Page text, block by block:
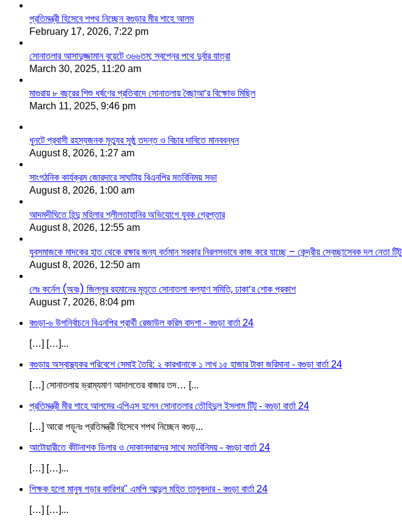
প্রতিমন্ত্রী হিসেবে শপথ নিচ্ছেন বগুড়ার মীর শাহে আলম
February 17, 2026, 7:22 pm
সোনাতলার আসাদুজ্জামান বুয়েটে ৩৬৬তম; স্বপ্নের পথে দুর্বার যাত্রা
March 30, 2025, 11:20 am
মাগুরায় ৮ বছরের শিশু ধর্ষণের প্রতিবাদে সোনাতলায় বৈছাআ’র বিক্ষোভ মিছিল
March 11, 2025, 9:46 pm
ধুনটে প্রবাসী রহস্যজনক মৃত্যুর সুষ্ঠু তদন্ত ও বিচার দাবিতে মানববন্ধন
August 8, 2026, 1:27 am
সাংগঠনিক কার্যক্রম জোরদারে সাঘাটায় বিএনপির মতবিনিময় সভা
August 8, 2026, 1:00 am
আদমদীঘিতে হিন্দু মহিলার শ্লীলতাহানির অভিযোগে যুবক গ্রেপ্তার
August 8, 2026, 12:55 am
যুবসমাজকে মাদকের হাত থেকে রক্ষার জন্য বর্তমান সরকার নিরলসভাবে কাজ করে যাচ্ছে – কেন্দ্রীয় স্বেচ্ছাসেবক দল নেতা টিটু
August 8, 2026, 12:50 am
লেঃ কর্নেল (অবঃ) জিল্লুর রহমানের মৃতূতে সোনাতলা কল্যাণ সমিতি, ঢাকা’র শোক প্রকাশ
August 7, 2026, 8:04 pm
বগুড়া-৬ উপনির্বাচনে বিএনপির প্রার্থী রেজাউল করিম বাদশা - বগুড়া বার্তা 24
[…] […]...
বগুড়ায় অস্বাস্থ্যকর পরিবেশে সেমাই তৈরি: ২ কারখানাকে ১ লাখ ১৫ হাজার টাকা জরিমানা - বগুড়া বার্তা 24
[…] সোনাতলায় ভ্রাম্যমাণ আদালতের বাজার তদ… [...
প্রতিমন্ত্রী মীর শাহে আলমের এপিএস হলেন সোনাতলার তৌহিদুল ইসলাম টিটু - বগুড়া বার্তা 24
[…] আরো পড়ূনঃ প্রতিমন্ত্রী হিসেবে শপথ নিচ্ছেন বগুড়...
আটোয়ারীতে কীটনাশক ডিলার ও দোকানদারদের সাথে মতবিনিময় - বগুড়া বার্তা 24
[…] […]...
শিক্ষক হলো মানুষ গড়ার কারিগর" এমপি আব্দুল মহিত তালুকদার - বগুড়া বার্তা 24
[…] […]...